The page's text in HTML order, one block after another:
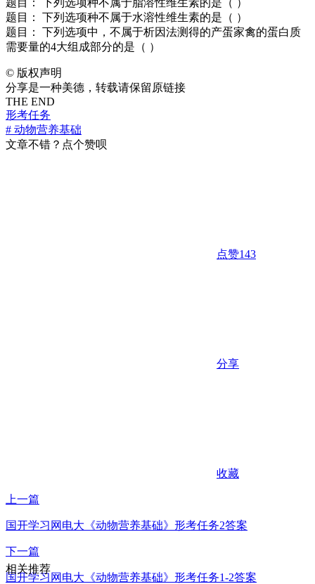
题目： 下列选项种不属于脂溶性维生素的是（ ）
题目： 下列选项种不属于水溶性维生素的是（ ）
题目： 下列选项中，不属于析因法测得的产蛋家禽的蛋白质
需要量的4大组成部分的是（ ）
© 版权声明
分享是一种美德，转载请保留原链接
THE END
形考任务
# 动物营养基础
文章不错？点个赞呗
点赞143
分享
收藏
上一篇
国开学习网电大《动物营养基础》形考任务2答案
下一篇
国开学习网电大《动物营养基础》形考任务1-2答案
相关推荐